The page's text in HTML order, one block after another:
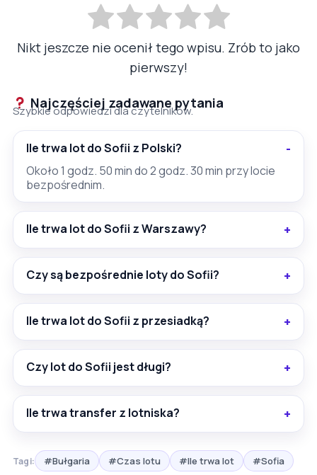
Nikt jeszcze nie ocenił tego wpisu. Zrób to jako
pierwszy!
Najczęściej zadawane pytania
Szybkie odpowiedzi dla czytelników.
Ile trwa lot do Sofii z Polski?
Około 1 godz. 50 min do 2 godz. 30 min przy locie
bezpośrednim.
Ile trwa lot do Sofii z Warszawy?
Czy są bezpośrednie loty do Sofii?
Ile trwa lot do Sofii z przesiadką?
Czy lot do Sofii jest długi?
Ile trwa transfer z lotniska?
Tagi: #Bułgaria #Czas lotu #Ile trwa lot #Sofia